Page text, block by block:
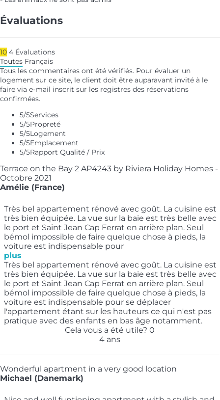
Évaluations
10 4 Évaluations
Toutes Français
Tous les commentaires ont été vérifiés. Pour évaluer un
logement sur ce site, le client doit être auparavant invité à le
faire via e-mail inscrit sur les registres des réservations
confirmées.
5/5Services
5/5Propreté
5/5Logement
5/5Emplacement
5/5Rapport Qualité / Prix
Terrace on the Bay 2 AP4243 by Riviera Holiday Homes -
Octobre 2021
Amélie (France)
Très bel appartement rénové avec goût. La cuisine est
très bien équipée. La vue sur la baie est très belle avec
le port et Saint Jean Cap Ferrat en arrière plan. Seul
bémol impossible de faire quelque chose à pieds, la
voiture est indispensable pour
plus
Très bel appartement rénové avec goût. La cuisine est
très bien équipée. La vue sur la baie est très belle avec
le port et Saint Jean Cap Ferrat en arrière plan. Seul
bémol impossible de faire quelque chose à pieds, la
voiture est indispensable pour se déplacer
l'appartement étant sur les hauteurs ce qui n'est pas
pratique avec des enfants en bas âge notamment.
Cela vous a été utile? 0
4 ans
Wonderful apartment in a very good location
Michael (Danemark)